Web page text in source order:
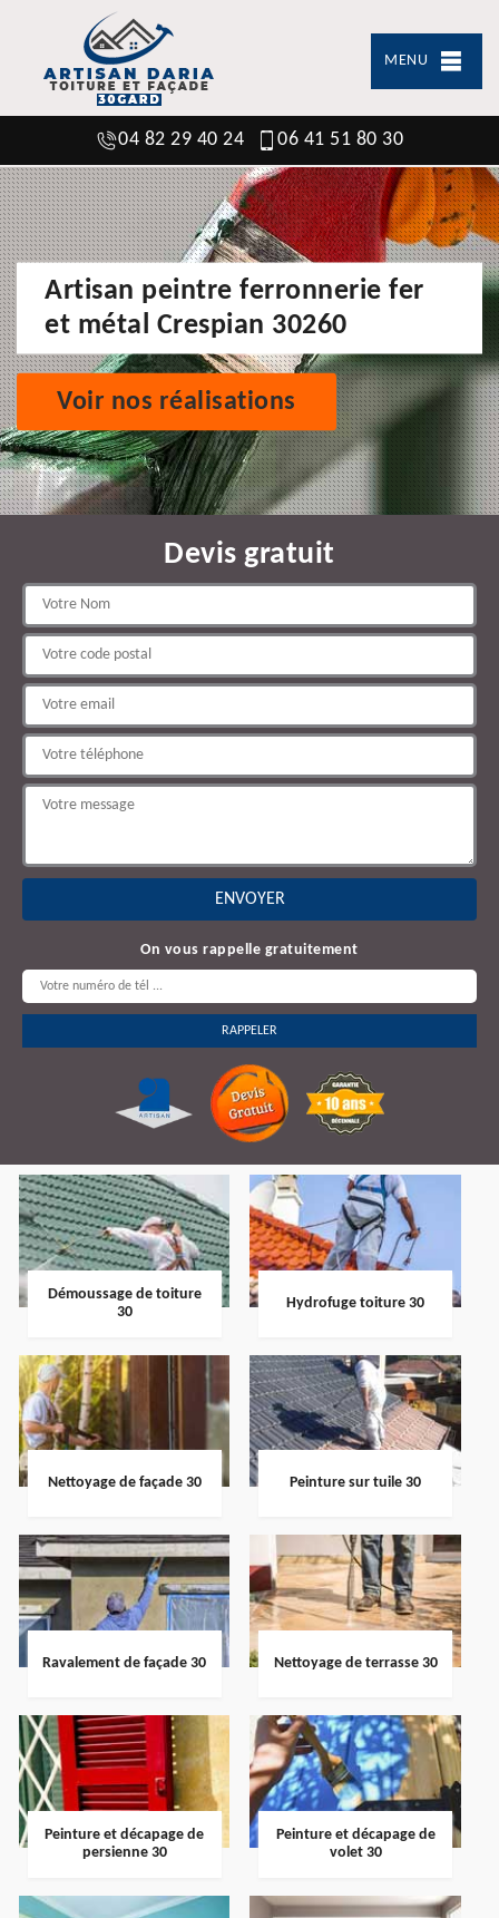
MENU
04 82 29 40 24 06 41 51 80 30
Artisan peintre ferronnerie fer
et métal Crespian 30260
Voir nos réalisations
Devis gratuit
On vous rappelle gratuitement
Démoussage de toiture
30
Hydrofuge toiture 30
Nettoyage de façade 30 Peinture sur tuile 30
Ravalement de façade 30 Nettoyage de terrasse 30
Peinture et décapage de
persienne 30
Peinture et décapage de
volet 30